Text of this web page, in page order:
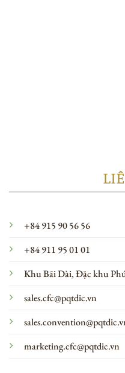
+84 915 90 56 56
+84 911 95 01 01
Khu Bãi Dài, Đặc khu
sales.cfc@pqtdic.vn
marketing.cfc@pqtdic.vn